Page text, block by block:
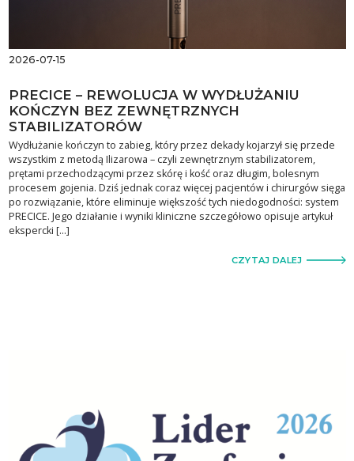
2026-07-15
PRECICE – REWOLUCJA W WYDŁUŻANIU
KOŃCZYN BEZ ZEWNĘTRZNYCH
STABILIZATORÓW
Wydłużanie kończyn to zabieg, który przez dekady kojarzył się przede
wszystkim z metodą Ilizarowa – czyli zewnętrznym stabilizatorem,
prętami przechodzącymi przez skórę i kość oraz długim, bolesnym
procesem gojenia. Dziś jednak coraz więcej pacjentów i chirurgów sięga
po rozwiązanie, które eliminuje większość tych niedogodności: system
PRECICE. Jego działanie i wyniki kliniczne szczegółowo opisuje artykuł
ekspercki […]
CZYTAJ DALEJ